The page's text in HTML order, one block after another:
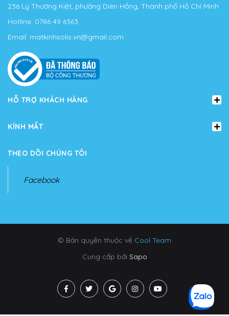
236 Lý Thường Kiệt, phường Diên Hồng, Thành phố Hồ Chí Minh
Hotline: 0786 49 6363
Email: matkinhsolis.vn@gmail.com
HỖ TRỢ KHÁCH HÀNG
KÍNH MẮT
THEO DÕI CHÚNG TÔI
Facebook
© Bản quyền thuộc về Cool Team
Cung cấp bởi Sapo